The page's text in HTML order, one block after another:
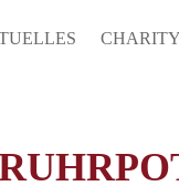
CHARITY